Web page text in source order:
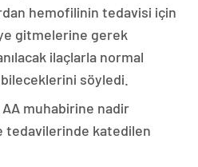
hemofilinin tedavisi için
gitmelerine gerek
ilaçlarla normal
söyledi.
muhabirine nadir
tedavilerinde katedilen